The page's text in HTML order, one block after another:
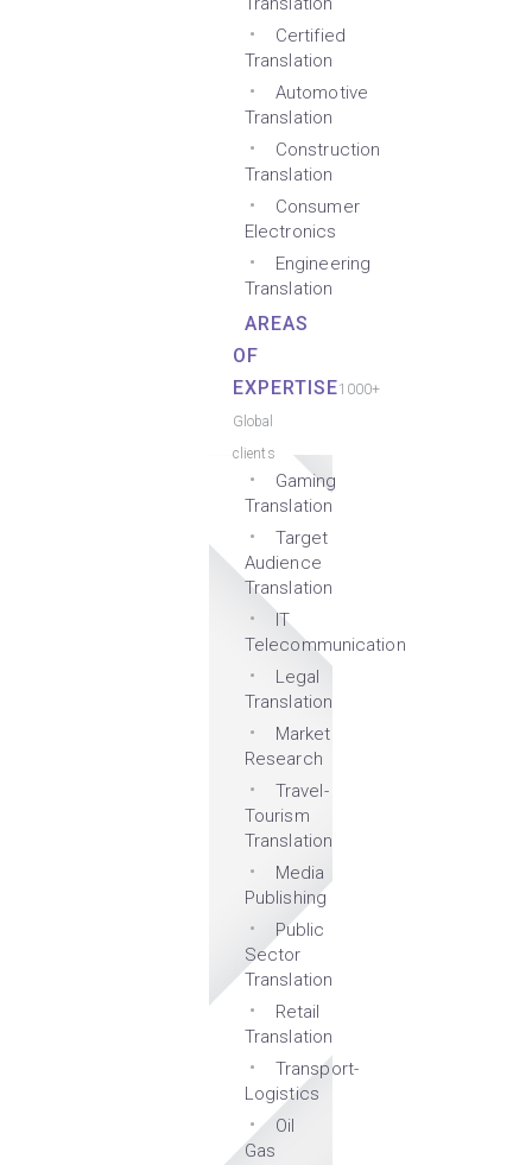
Certified
Translation
Automotive
Translation
Construction
Translation
Consumer
Electronics
Engineering
Translation
AREAS
OF
EXPERTISE1000+
Global
clients
Gaming
Translation
Target
Audience
Translation
IT
Telecommunication
Legal
Translation
Market
Research
Travel-
Tourism
Translation
Media
Publishing
Public
Sector
Translation
Retail
Translation
Transport-
Logistics
Oil
Gas